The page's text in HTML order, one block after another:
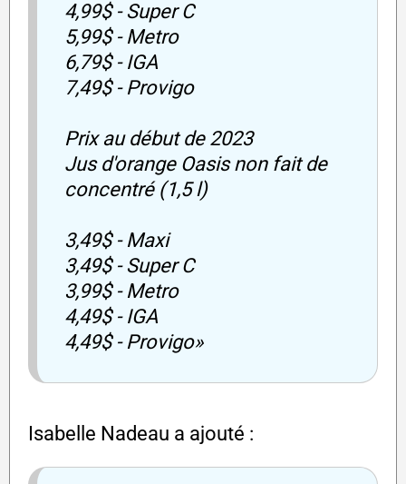
4,99$ - Super C
5,99$ - Metro
6,79$ - IGA
7,49$ - Provigo
Prix au début de 2023
Jus d'orange Oasis non fait de
concentré (1,5 l)
3,49$ - Maxi
3,49$ - Super C
3,99$ - Metro
4,49$ - IGA
4,49$ - Provigo»
Isabelle Nadeau a ajouté :